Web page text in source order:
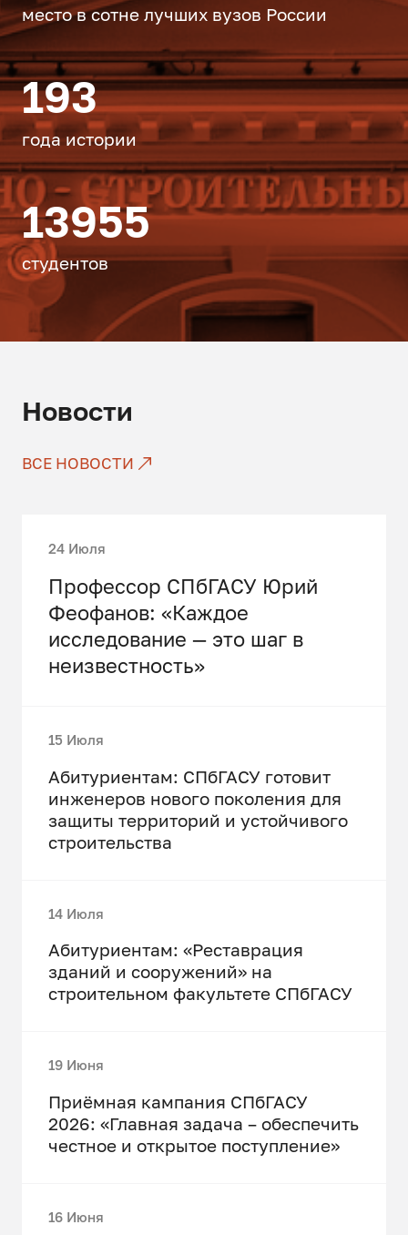
место в сотне лучших вузов России
193
года истории
13955
студентов
Новости
ВСЕ НОВОСТИ
24 Июля
Профессор СПбГАСУ Юрий
Феофанов: «Каждое
исследование — это шаг в
неизвестность»
15 Июля
Абитуриентам: СПбГАСУ готовит
инженеров нового поколения для
защиты территорий и устойчивого
строительства
14 Июля
Абитуриентам: «Реставрация
зданий и сооружений» на
строительном факультете СПбГАСУ
19 Июня
Приёмная кампания СПбГАСУ
2026: «Главная задача – обеспечить
честное и открытое поступление»
16 Июня